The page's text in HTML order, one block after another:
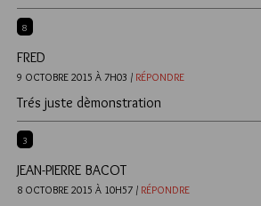
8
FRED
9 OCTOBRE 2015 À 7H03 / RÉPONDRE
Trés juste dèmonstration
3
JEAN-PIERRE BACOT
8 OCTOBRE 2015 À 10H57 / RÉPONDRE